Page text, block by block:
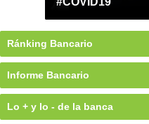
Ránking Bancario
Informe Bancario
Lo + y lo - de la banca